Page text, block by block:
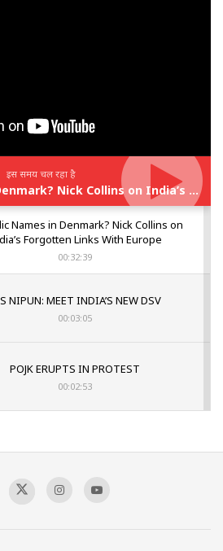
इस समय चल रहा है
Rigvedic Names in Denmark? Nick Collins on India’s Forgotten Links With Europe
Names in Denmark? Nick Collins on
Forgotten Links With Europe
00:32:39
NIPUN: MEET INDIA’S NEW DSV
00:03:05
POJK ERUPTS IN PROTEST
00:02:53
Sagar